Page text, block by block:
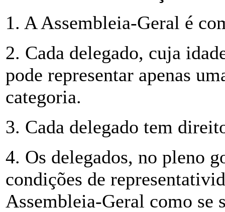
1. A Assembleia-Geral é
2. Cada delegado, cuja
pode representar apenas
categoria.
3. Cada delegado tem
4. Os delegados, no pleno
condições de
Assembleia-Geral como se